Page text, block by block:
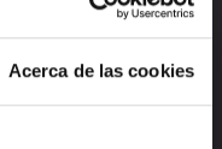
Acerca de las cookies